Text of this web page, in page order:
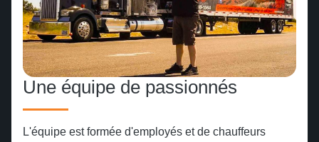
Une équipe de passionnés
L'équipe est formée d'employés et de chauffeurs
Four Point Corner’s
Revenir en arrière